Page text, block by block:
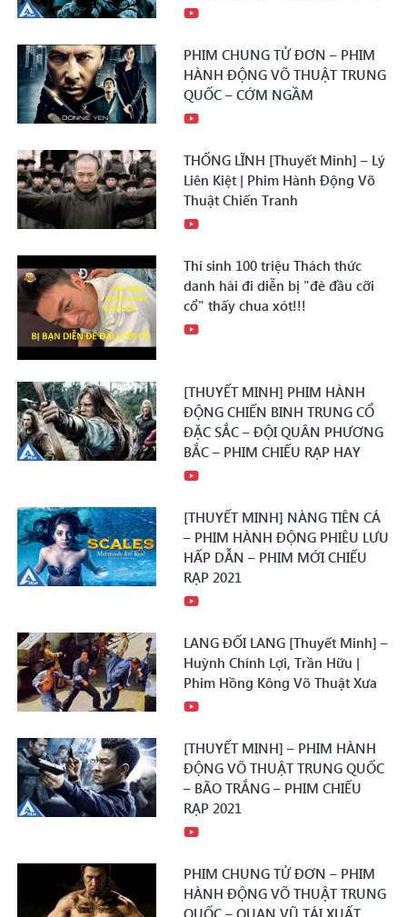
PHIM CHUNG TỬ ĐƠN – PHIM
HÀNH ĐỘNG VÕ THUẬT TRUNG
QUỐC – CỚM NGẦM
THỐNG LĨNH [Thuyết Minh] – Lý
Liên Kiệt | Phim Hành Động Võ
Thuật Chiến Tranh
Thí sinh 100 triệu Thách thức
danh hài đi diễn bị "đè đầu cỡi
cổ" thấy chua xót!!!
[THUYẾT MINH] PHIM HÀNH
ĐỘNG CHIẾN BINH TRUNG CỔ
ĐẶC SẮC – ĐỘI QUÂN PHƯƠNG
BẮC – PHIM CHIẾU RẠP HAY
[THUYẾT MINH] NÀNG TIÊN CÁ
– PHIM HÀNH ĐỘNG PHIÊU LƯU
HẤP DẪN – PHIM MỚI CHIẾU
RẠP 2021
LANG ĐỐI LANG [Thuyết Minh] –
Huỳnh Chính Lợi, Trần Hữu |
Phim Hồng Kông Võ Thuật Xưa
[THUYẾT MINH] – PHIM HÀNH
ĐỘNG VÕ THUẬT TRUNG QUỐC
– BÃO TRẮNG – PHIM CHIẾU
RẠP 2021
PHIM CHUNG TỬ ĐƠN – PHIM
HÀNH ĐỘNG VÕ THUẬT TRUNG